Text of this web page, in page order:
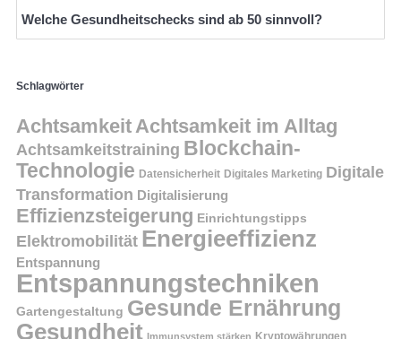
Welche Gesundheitschecks sind ab 50 sinnvoll?
Schlagwörter
Achtsamkeit Achtsamkeit im Alltag
Achtsamkeitstraining Blockchain-
Technologie Datensicherheit Digitales Marketing Digitale
Transformation Digitalisierung
Effizienzsteigerung Einrichtungstipps
Elektromobilität Energieeffizienz
Entspannung
Entspannungstechniken
Gartengestaltung Gesunde Ernährung
Gesundheit Immunsystem stärken Kryptowährungen